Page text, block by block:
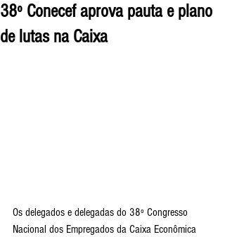
38º Conecef aprova pauta e plano
de lutas na Caixa
Os delegados e delegadas do 38º Congresso
Nacional dos Empregados da Caixa Econômica